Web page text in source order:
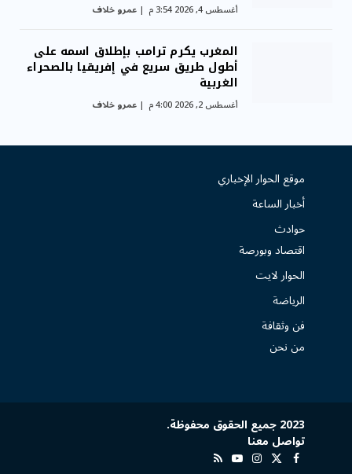
أغسطس 4, 2026 3:54 م عمرو خلاف
المغرب يكرم ترامب بإطلاق اسمه على
أطول طريق سريع في إفريقيا بالصحراء
الغربية
أغسطس 2, 2026 4:00 م عمرو خلاف
موقع الحوار الإخباري
أخبار الساعة
حوادث
اقتصاد وبورصة
الحوار لايت
الرياضة
فن وثقافة
من نحن
2023 جميع الحقوق محفوظة.
تواصل معنا
فيسبوك
X الانستغرام
يوتيوبRSS